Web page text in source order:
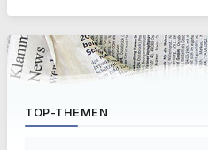
TOP-THEMEN